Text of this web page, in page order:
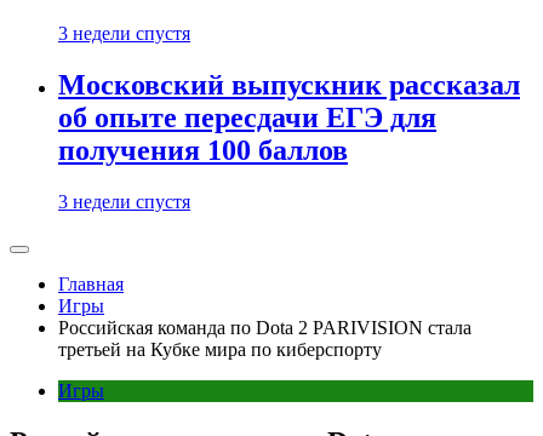
3 недели спустя
Московский выпускник рассказал
об опыте пересдачи ЕГЭ для
получения 100 баллов
3 недели спустя
Главная
Игры
Российская команда по Dota 2 PARIVISION стала
третьей на Кубке мира по киберспорту
Игры